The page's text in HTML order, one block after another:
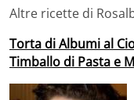
Altre ricette di
Torta di Albumi al
Timballo di Pasta e